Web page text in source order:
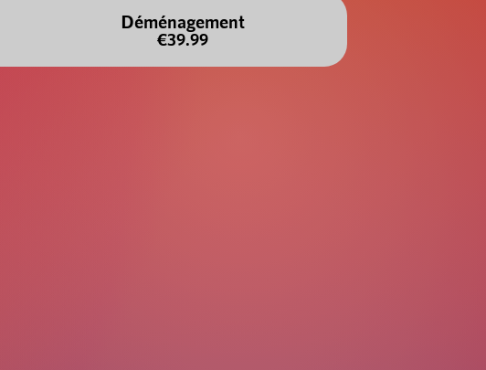
Déménagement
€39.99